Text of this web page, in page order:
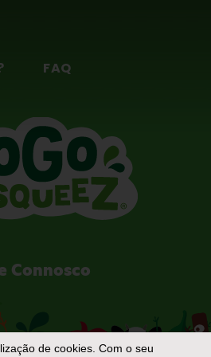
FAQ
Connosco
de cookies. Com o seu